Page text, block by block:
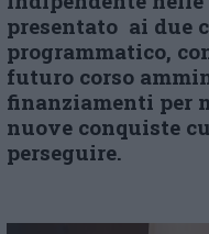
presentato ai due
programmatico,
futuro corso
finanziamenti per
nuove conquiste
perseguire.